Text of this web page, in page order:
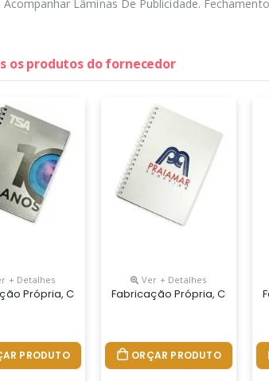
Lâminas De Publicidade.
os produtos do fornecedor
Impressa Em 4 Cores, Miolo Com 96
15x21,18x25 E 21x28 Cm. Capa Impressa
Do Seu Jeito.tamanhos 15x21,18x25 E
+ Detalhes
Própria, Cadernos Personalizados Do Seu
PRODUTO
Ver + Detalhes
Fabricação Própria,
ORÇAR PRODUTO